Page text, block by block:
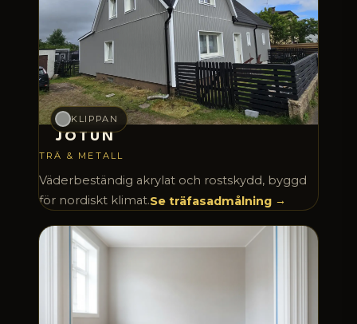
KLIPPAN
JOTUN
TRÄ & METALL
Väderbeständig akrylat och rostskydd, byggd
för nordiskt klimat.Se träfasadmålning